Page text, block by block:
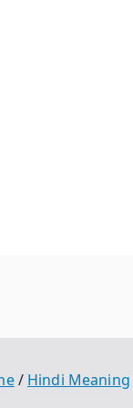
Hindi Meaning